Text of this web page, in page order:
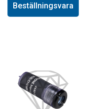
Beställningsvara